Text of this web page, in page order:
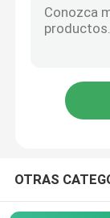
máquina de
Máquina de
Cortadora
OTRAS